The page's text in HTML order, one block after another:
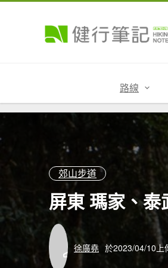
路線
郊山步道
屏東 瑪家、
徐廣堯 於2023/04/10上